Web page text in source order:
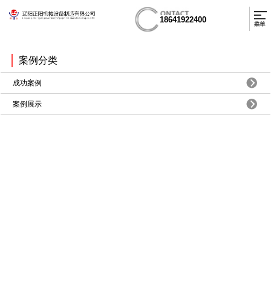
18641922400
案例分类
成功案例
案例展示